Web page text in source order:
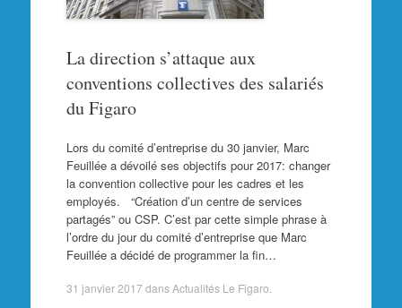
La direction s’attaque aux
conventions collectives des salariés
du Figaro
Lors du comité d’entreprise du 30 janvier, Marc
Feuillée a dévoilé ses objectifs pour 2017: changer
la convention collective pour les cadres et les
employés. “Création d’un centre de services
partagés” ou CSP. C’est par cette simple phrase à
l’ordre du jour du comité d’entreprise que Marc
Feuillée a décidé de programmer la fin…
31 janvier 2017 dansActualités Le Figaro